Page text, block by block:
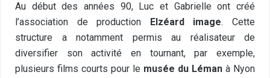
Au début des années 90, Luc et Gabrielle ont créé
l’association de production Elzéard image. Cette
structure a notamment permis au réalisateur de
diversifier son activité en tournant, par exemple,
plusieurs films courts pour le musée du Léman à Nyon